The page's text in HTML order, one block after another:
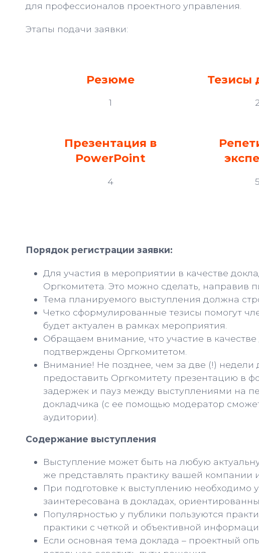
для профессионалов проектного управления.
Этапы подачи заявки:
Резюме
1
Тезисы
Презентация в
PowerPoint
4 5
Порядок регистрации заявки:
Для участия в мероприятии в качестве
Оргкомитета. Это можно сделать, направив
Тема планируемого выступления должна
Четко сформулированные тезисы помогут
будет актуален в рамках мероприятия.
Обращаем внимание, что участие в
подтверждены Оргкомитетом.
Внимание! Не позднее, чем за две (!)
предоставить Оргкомитету презентацию в
задержек и пауз между выступлениями на
докладчика (с ее помощью модератор
аудитории).
Содержание выступления
Выступление может быть на любую
же представлять практику вашей компании
При подготовке к выступлению необходимо
заинтересована в докладах,
Популярностью у публики пользуются
практики с четкой и объективной
Если основная тема доклада – проектный